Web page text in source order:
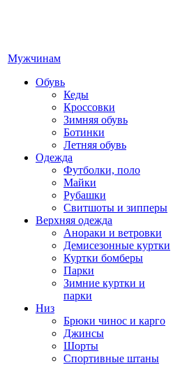
Мужчинам
Обувь
Кеды
Кроссовки
Зимняя обувь
Ботинки
Летняя обувь
Одежда
Футболки, поло
Майки
Рубашки
Свитшоты и зипперы
Верхняя одежда
Анораки и ветровки
Демисезонные куртки
Куртки бомберы
Парки
Зимние куртки и
парки
Низ
Брюки чинос и карго
Джинсы
Шорты
Спортивные штаны